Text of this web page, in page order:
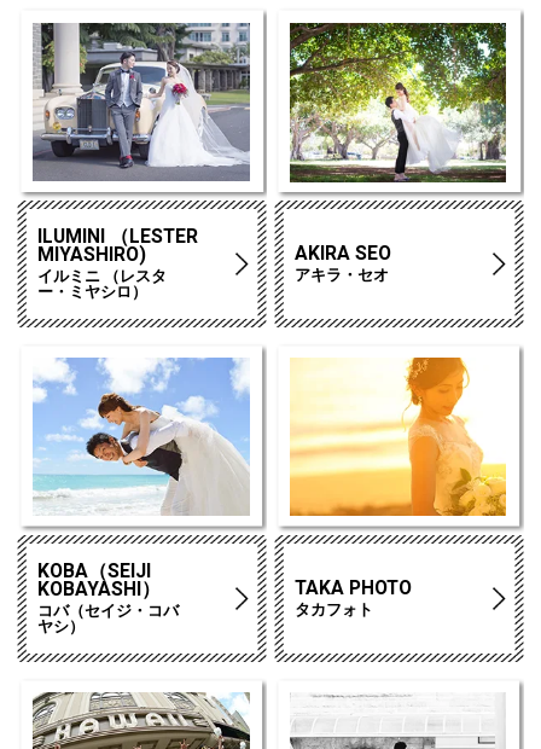
ILUMINI （LESTER
MIYASHIRO)
イルミニ （レスタ
ー・ミヤシロ）
AKIRA SEO
アキラ・セオ
KOBA（SEIJI
KOBAYASHI）
コバ（セイジ・コバ
ヤシ）
TAKA PHOTO
タカフォト